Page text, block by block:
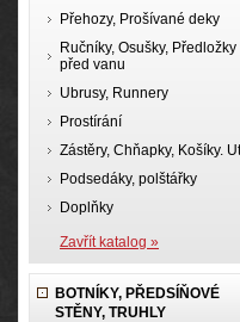
Přehozy, Prošívané deky
Ručníky, Osušky, Předložky
před vanu
Ubrusy, Runnery
Prostírání
Zástěry, Chňapky, Košíky.
Podsedáky, polštářky
Doplňky
Zavřít katalog »
BOTNÍKY, PŘEDSÍŇOVÉ
STĚNY, TRUHLY